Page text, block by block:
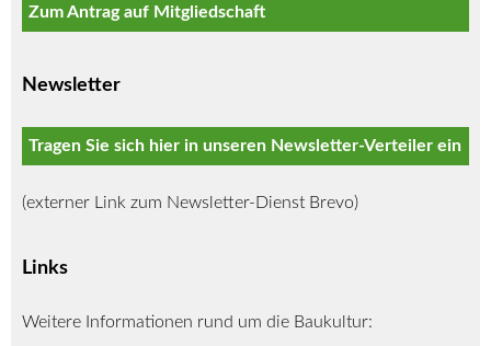
Zum Antrag auf Mitgliedschaft
Newsletter
Tragen Sie sich hier in unseren Newsletter-Verteiler ein
(externer Link zum Newsletter-Dienst Brevo)
Links
Weitere Informationen rund um die Baukultur: